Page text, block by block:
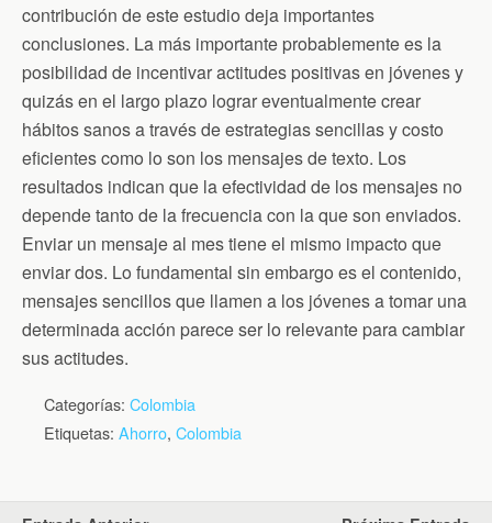
contribución de este estudio deja importantes
conclusiones. La más importante probablemente es la
posibilidad de incentivar actitudes positivas en jóvenes y
quizás en el largo plazo lograr eventualmente crear
hábitos sanos a través de estrategias sencillas y costo
eficientes como lo son los mensajes de texto. Los
resultados indican que la efectividad de los mensajes no
depende tanto de la frecuencia con la que son enviados.
Enviar un mensaje al mes tiene el mismo impacto que
enviar dos. Lo fundamental sin embargo es el contenido,
mensajes sencillos que llamen a los jóvenes a tomar una
determinada acción parece ser lo relevante para cambiar
sus actitudes.
Categorías: Colombia
Etiquetas: Ahorro, Colombia